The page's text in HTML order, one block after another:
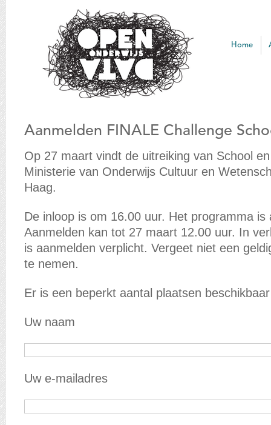
Open
Onderwijs Data
Home
Aanmelden FINALE Challenge
Op 27 maart vindt de uitreiking van School
Ministerie van Onderwijs Cultuur en
Haag.
De inloop is om 16.00 uur. Het programma
Aanmelden kan tot 27 maart 12.00 uur. In
is aanmelden verplicht. Vergeet niet een
te nemen.
Er is een beperkt aantal plaatsen
Uw naam
Uw e-mailadres